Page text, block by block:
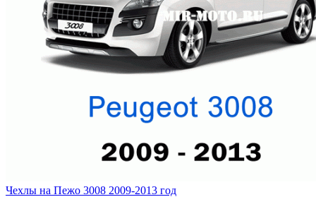
Чехлы на Пежо 3008 2009-2013 год